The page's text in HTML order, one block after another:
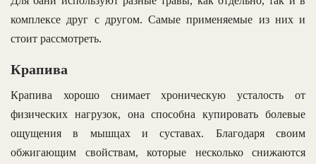
комплексе друг с другом. Самые применяемые из них и
стоит рассмотреть.
Крапива
Крапива хорошо снимает хроническую усталость от
физических нагрузок, она способна купировать болевые
ощущения в мышцах и суставах. Благодаря своим
обжигающим свойствам, которые несколько снижаются